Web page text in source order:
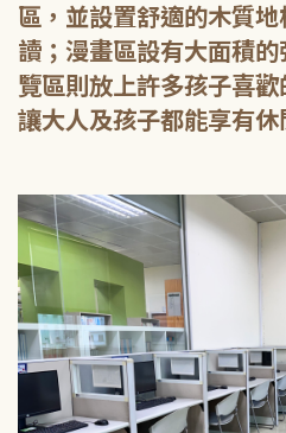
區，並設置舒適的木質
讀；漫畫區設有大面積
覽區則放上許多孩子喜歡
讓大人及孩子都能享有休